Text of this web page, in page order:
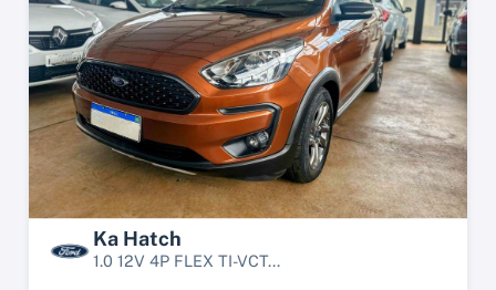
Ka Hatch
1.0 12V 4P FLEX TI-VCT...